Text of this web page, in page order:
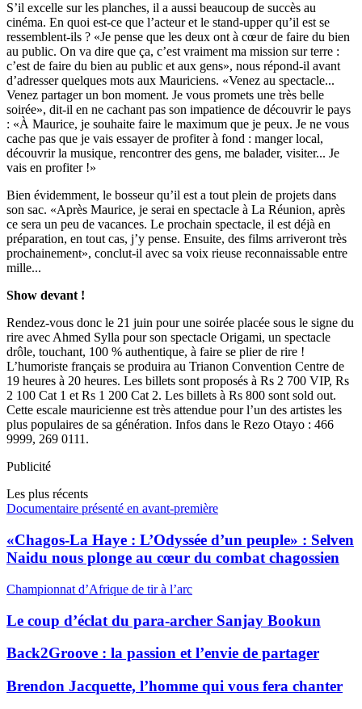
S’il excelle sur les planches, il a aussi beaucoup de succès au
cinéma. En quoi est-ce que l’acteur et le stand-upper qu’il est se
ressemblent-ils ? «Je pense que les deux ont à cœur de faire du bien
au public. On va dire que ça, c’est vraiment ma mission sur terre :
c’est de faire du bien au public et aux gens», nous répond-il avant
d’adresser quelques mots aux Mauriciens. «Venez au spectacle...
Venez partager un bon moment. Je vous promets une très belle
soirée», dit-il en ne cachant pas son impatience de découvrir le pays
: «À Maurice, je souhaite faire le maximum que je peux. Je ne vous
cache pas que je vais essayer de profiter à fond : manger local,
découvrir la musique, rencontrer des gens, me balader, visiter... Je
vais en profiter !»
Bien évidemment, le bosseur qu’il est a tout plein de projets dans
son sac. «Après Maurice, je serai en spectacle à La Réunion, après
ce sera un peu de vacances. Le prochain spectacle, il est déjà en
préparation, en tout cas, j’y pense. Ensuite, des films arriveront très
prochainement», conclut-il avec sa voix rieuse reconnaissable entre
mille...
Show devant !
Rendez-vous donc le 21 juin pour une soirée placée sous le signe du
rire avec Ahmed Sylla pour son spectacle Origami, un spectacle
drôle, touchant, 100 % authentique, à faire se plier de rire !
L’humoriste français se produira au Trianon Convention Centre de
19 heures à 20 heures. Les billets sont proposés à Rs 2 700 VIP, Rs
2 100 Cat 1 et Rs 1 200 Cat 2. Les billets à Rs 800 sont sold out.
Cette escale mauricienne est très attendue pour l’un des artistes les
plus populaires de sa génération. Infos dans le Rezo Otayo : 466
9999, 269 0111.
Publicité
Les plus récents
Documentaire présenté en avant-première
«Chagos-La Haye : L’Odyssée d’un peuple» : Selven
Naidu nous plonge au cœur du combat chagossien
Championnat d’Afrique de tir à l’arc
Le coup d’éclat du para-archer Sanjay Bookun
Back2Groove : la passion et l’envie de partager
Brendon Jacquette, l’homme qui vous fera chanter